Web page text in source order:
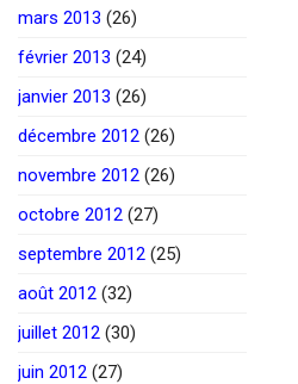
mars 2013 (26)
février 2013 (24)
janvier 2013 (26)
décembre 2012 (26)
novembre 2012 (26)
octobre 2012 (27)
septembre 2012 (25)
août 2012 (32)
juillet 2012 (30)
juin 2012 (27)